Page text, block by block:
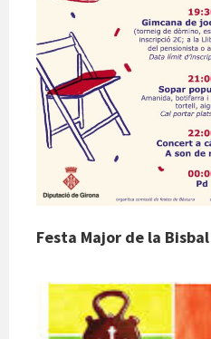
Festa Major de la